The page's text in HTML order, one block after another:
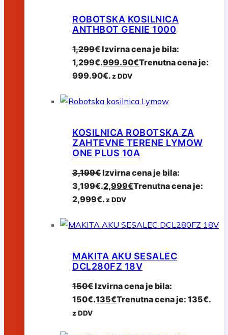
ROBOTSKA KOSILNICA
ANTHBOT GENIE 1000
1,299€Izvirna cena je bila:
1,299€.999.90€Trenutna cena je:
999.90€.z DDV
KOSILNICA ROBOTSKA ZA
ZAHTEVNE TERENE LYMOW
ONE PLUS 10A
3,199€Izvirna cena je bila:
3,199€.2,999€Trenutna cena je:
2,999€.z DDV
MAKITA AKU SESALEC
DCL280FZ 18V
150€Izvirna cena je bila:
150€.135€Trenutna cena je: 135€.
z DDV